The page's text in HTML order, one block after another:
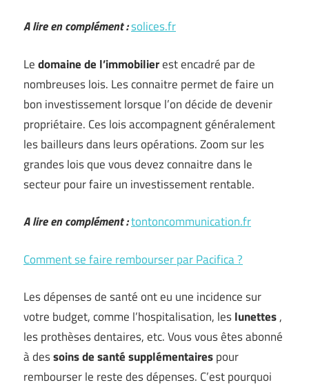
A lire en complément :solices.fr
Ledomaine de l’immobilierest encadré par de
nombreuses lois. Les connaitre permet de faire un
bon investissement lorsque l’on décide de devenir
propriétaire. Ces lois accompagnent généralement
les bailleurs dans leurs opérations. Zoom sur les
grandes lois que vous devez connaitre dans le
secteur pour faire un investissement rentable.
A lire en complément :tontoncommunication.fr
Comment se faire rembourser par Pacifica ?
Les dépenses de santé ont eu une incidence sur
votre budget, comme l’hospitalisation, leslunettes,
les prothèses dentaires, etc. Vous vous êtes abonné
à dessoins de santé supplémentairespour
rembourser le reste des dépenses. C’est pourquoi